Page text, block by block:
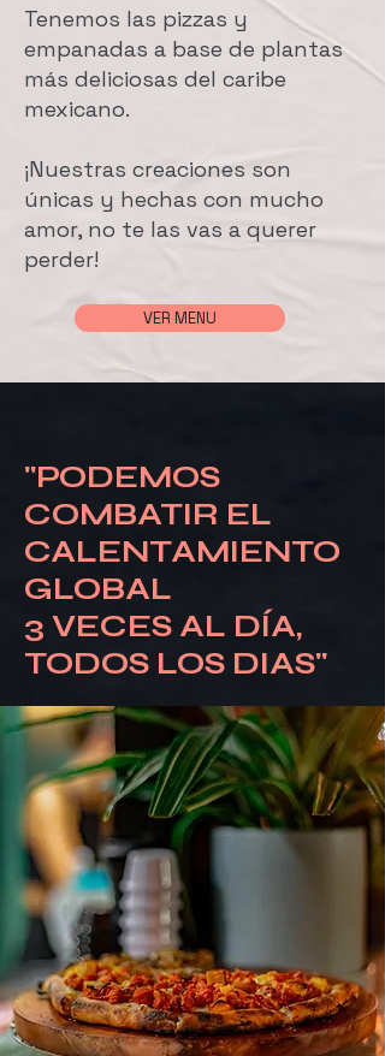
Tenemos las pizzas y
empanadas a base de plantas
más deliciosas del caribe
mexicano.
​¡Nuestras creaciones son
únicas y hechas con mucho
amor, no te las vas a querer
perder!
VER MENU
"PODEMOS
COMBATIR EL
CALENTAMIENTO
GLOBAL
3 VECES AL DÍA,
TODOS LOS DIAS"